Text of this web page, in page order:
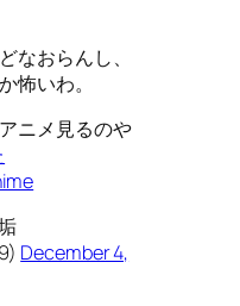
なおらんし、
怖いわ。
ニメ見るのや
December 4,